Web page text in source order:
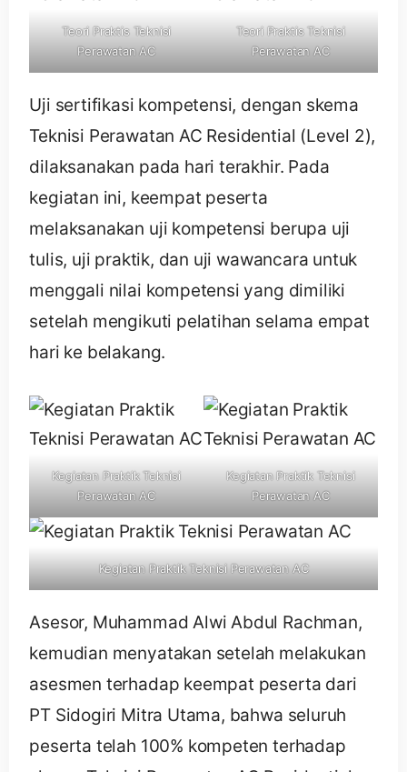
Teori Praktis Teknisi
Perawatan AC
Teori Praktis Teknisi
Perawatan AC
Uji sertifikasi kompetensi, dengan skema
Teknisi Perawatan AC Residential (Level 2),
dilaksanakan pada hari terakhir. Pada
kegiatan ini, keempat peserta
melaksanakan uji kompetensi berupa uji
tulis, uji praktik, dan uji wawancara untuk
menggali nilai kompetensi yang dimiliki
setelah mengikuti pelatihan selama empat
hari ke belakang.
Kegiatan Praktik Teknisi
Perawatan AC
Kegiatan Praktik Teknisi
Perawatan AC
Kegiatan Praktik Teknisi Perawatan AC
Asesor, Muhammad Alwi Abdul Rachman,
kemudian menyatakan setelah melakukan
asesmen terhadap keempat peserta dari
PT Sidogiri Mitra Utama, bahwa seluruh
peserta telah 100% kompeten terhadap